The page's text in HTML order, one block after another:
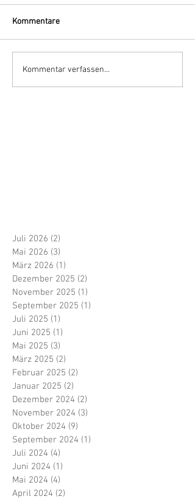
Kommentare
Kommentar verfassen...
Juli 2026 (2)
Mai 2026 (3)
März 2026 (1)
Dezember 2025 (2)
November 2025 (1)
September 2025 (1)
Juli 2025 (1)
Juni 2025 (1)
Mai 2025 (3)
März 2025 (2)
Februar 2025 (2)
Januar 2025 (2)
Dezember 2024 (2)
November 2024 (3)
Oktober 2024 (9)
September 2024 (1)
Juli 2024 (4)
Juni 2024 (1)
Mai 2024 (4)
April 2024 (2)